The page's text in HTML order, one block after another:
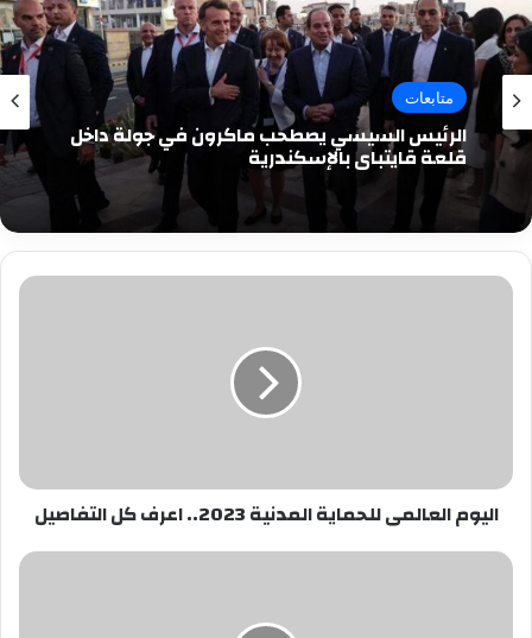
متابعات
الرئيس السيسي يصطحب ماكرون في جولة داخل
قلعة قايتباي بالإسكندرية
اليوم
اليوم العالمى للحماية المدنية 2023.. اعرف كل التفاصيل
إصابة